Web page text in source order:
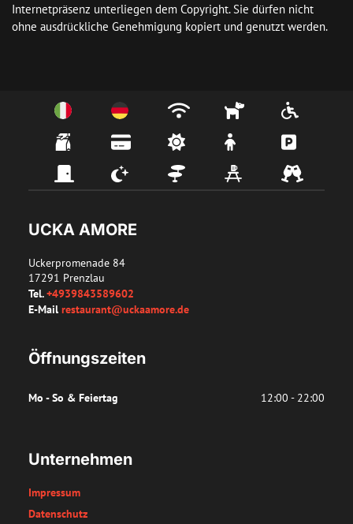
Internetpräsenz unterliegen dem Copyright. Sie dürfen nicht
ohne ausdrückliche Genehmigung kopiert und genutzt werden.
UCKA AMORE
Uckerpromenade 84
17291 Prenzlau
Tel. +4939843589602
E-Mail restaurant@uckaamore.de
Öffnungszeiten
Mo - So & Feiertag 12:00 - 22:00
Unternehmen
Impressum
Datenschutz